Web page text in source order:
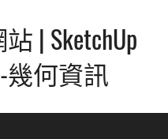
| SketchUp
何資訊